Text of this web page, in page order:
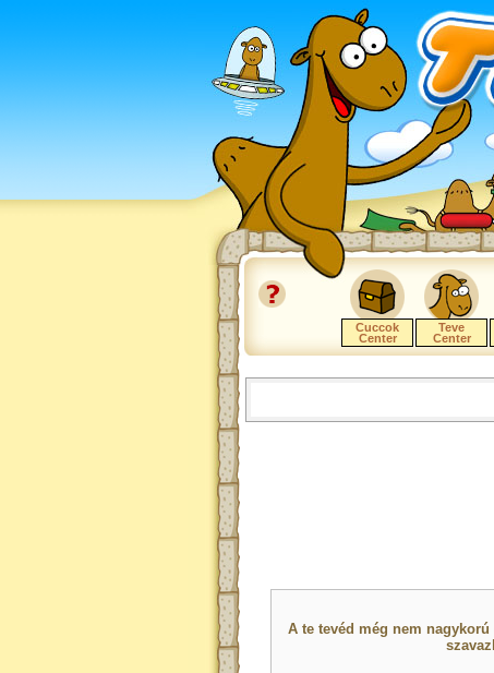
Cuccok
Center
Teve
Center
A te tevéd még nem